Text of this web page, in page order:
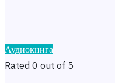
Аудиокнига
Rated 0 out of 5